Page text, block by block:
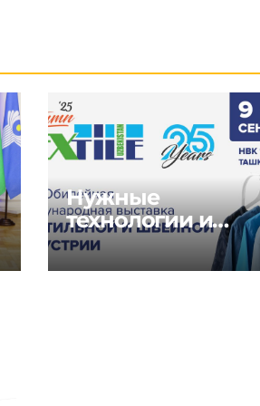
Нужные
технологии и
решения для
текстильной и